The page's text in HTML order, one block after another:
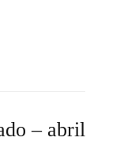
– abril